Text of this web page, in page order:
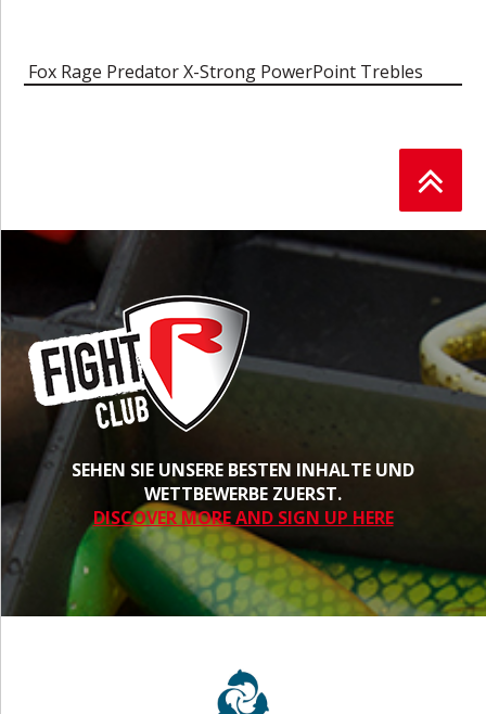
Fox Rage Predator X-Strong PowerPoint Trebles
SEHEN SIE UNSERE BESTEN INHALTE UND
WETTBEWERBE ZUERST.
DISCOVER MORE AND SIGN UP HERE